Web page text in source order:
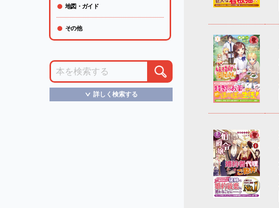
地図・ガイド
その他
＞詳しく検索する